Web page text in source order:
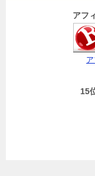
アフ
15